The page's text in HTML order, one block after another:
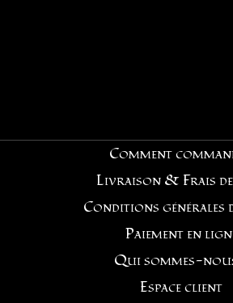
Comment
Livraison & Frais
Conditions générales
Paiement en
Qui sommes-
Espace client